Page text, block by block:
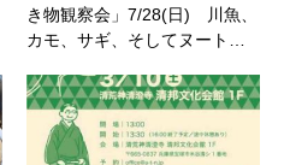
き物観察会」7/28(日) 川魚、
カモ、サギ、そしてヌート…